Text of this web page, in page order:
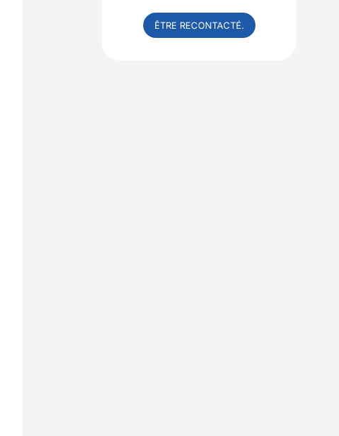
ÊTRE RECONTACTÉ.